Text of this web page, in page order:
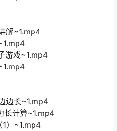
解~1.mp4
戏~1.mp4
长~1.mp4
计算~1.mp4
）~1.mp4